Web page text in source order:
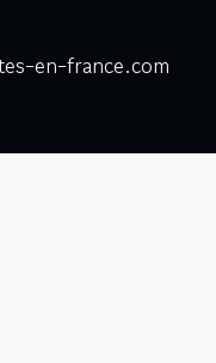
en-france.com